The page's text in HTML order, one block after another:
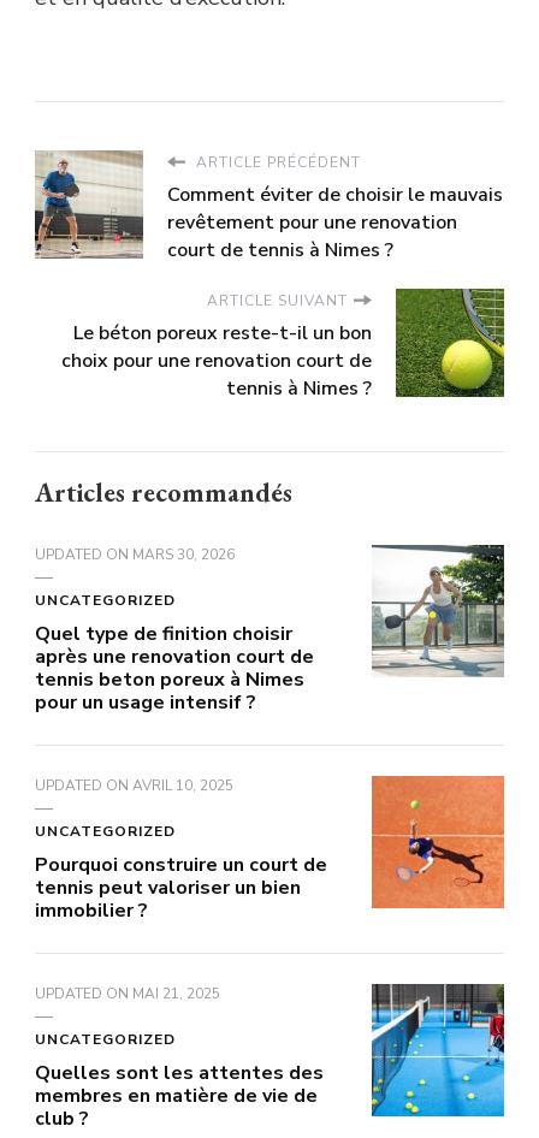
ARTICLE PRÉCÉDENT
Comment éviter de choisir le mauvais
revêtement pour une renovation
court de tennis à Nimes ?
ARTICLE SUIVANT
Le béton poreux reste-t-il un bon
choix pour une renovation court de
tennis à Nimes ?
Articles recommandés
UPDATED ON MARS 30, 2026
UNCATEGORIZED
Quel type de finition choisir
après une renovation court de
tennis beton poreux à Nimes
pour un usage intensif ?
UPDATED ON AVRIL 10, 2025
UNCATEGORIZED
Pourquoi construire un court de
tennis peut valoriser un bien
immobilier ?
UPDATED ON MAI 21, 2025
UNCATEGORIZED
Quelles sont les attentes des
membres en matière de vie de
club ?